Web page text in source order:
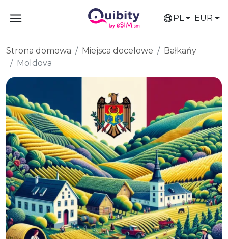
PL EUR
Strona domowa Miejsca docelowe
Bałkańy
Moldova